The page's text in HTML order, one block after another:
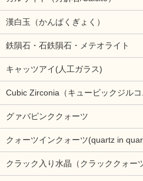
漢白玉（かんぱくぎょく）
鉄隕石・石鉄隕石・メテオライト
キャッツアイ(人工ガラス)
Cubic Zirconia（キュービックジルコ
グァバピンククォーツ
クォーツインクォーツ(quartz in
クラック入り水晶（クラッククォー